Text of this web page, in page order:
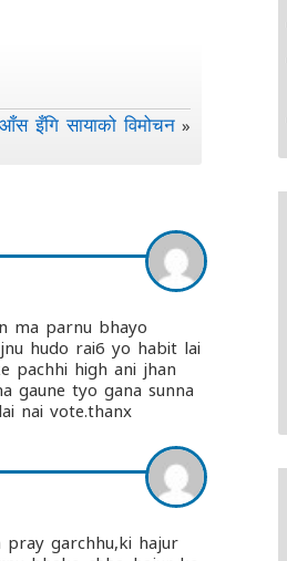
आँस इँगि सायाको विमोचन »
ma parnu bhayo
hudo rai6 yo habit lai
pachhi high ani jhan
gaune tyo gana sunna
nai vote.thanx
pray garchhu,ki hajur